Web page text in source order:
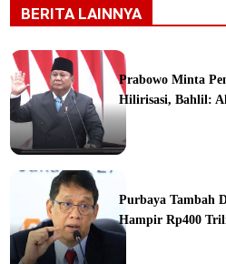
BERITA LAINNYA
Prabowo Minta
Hilirisasi, Bahlil:
Purbaya Tambah
Hampir Rp400